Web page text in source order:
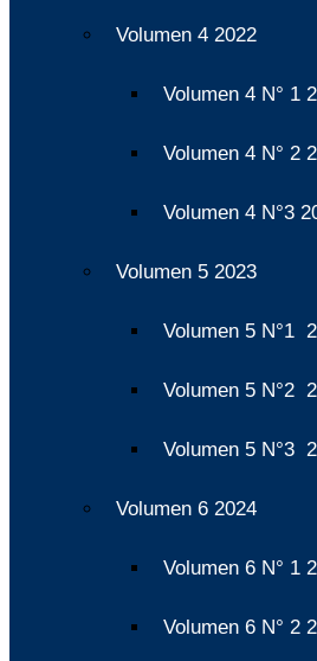
Volumen 4 2022
Volumen 4 N° 1
Volumen 4 N° 2
Volumen 4 N°3
Volumen 5 2023
Volumen 5 N°1
Volumen 5 N°2
Volumen 5 N°3
Volumen 6 2024
Volumen 6 N° 1
Volumen 6 N° 2